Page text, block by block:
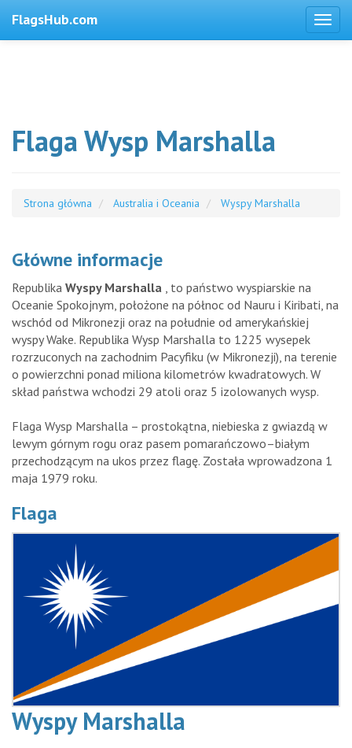
FlagsHub.com
Flaga Wysp Marshalla
Strona główna Australia i Oceania Wyspy Marshalla
Główne informacje
Republika Wyspy Marshalla , to państwo wyspiarskie na
Oceanie Spokojnym, położone na północ od Nauru i Kiribati, na
wschód od Mikronezji oraz na południe od amerykańskiej
wyspy Wake. Republika Wysp Marshalla to 1225 wysepek
rozrzuconych na zachodnim Pacyfiku (w Mikronezji), na terenie
o powierzchni ponad miliona kilometrów kwadratowych. W
skład państwa wchodzi 29 atoli oraz 5 izolowanych wysp.
Flaga Wysp Marshalla – prostokątna, niebieska z gwiazdą w
lewym górnym rogu oraz pasem pomarańczowo–białym
przechodzącym na ukos przez flagę. Została wprowadzona 1
maja 1979 roku.
Flaga
Wyspy Marshalla